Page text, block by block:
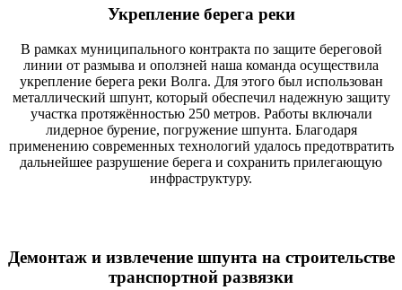
Укрепление берега реки
В рамках муниципального контракта по защите береговой
линии от размыва и оползней наша команда осуществила
укрепление берега реки Волга. Для этого был использован
металлический шпунт, который обеспечил надежную защиту
участка протяжённостью 250 метров. Работы включали
лидерное бурение, погружение шпунта. Благодаря
применению современных технологий удалось предотвратить
дальнейшее разрушение берега и сохранить прилегающую
инфраструктуру.
Демонтаж и извлечение шпунта на строительстве
транспортной развязки